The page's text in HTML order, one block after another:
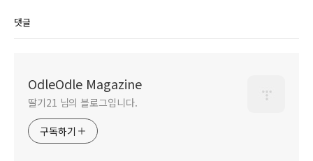
댓글
OdleOdle Magazine
딸기21 님의 블로그입니다.
구독하기